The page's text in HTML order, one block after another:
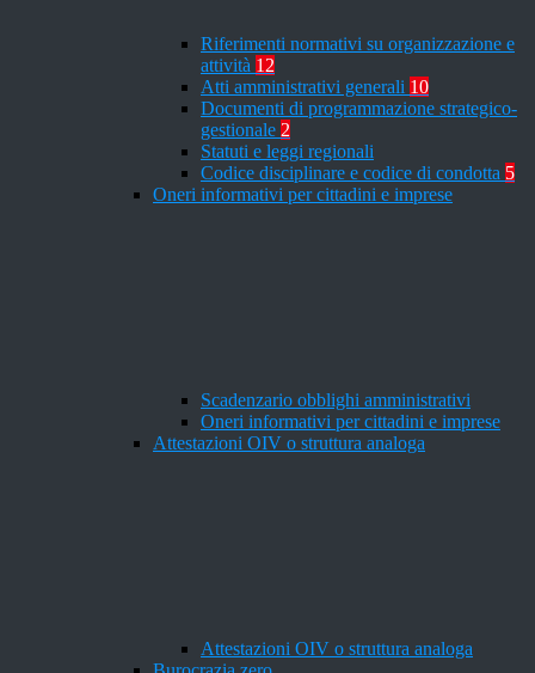
Riferimenti normativi su organizzazione e
attività 12
Atti amministrativi generali 10
Documenti di programmazione strategico-
gestionale 2
Statuti e leggi regionali
Codice disciplinare e codice di condotta 5
Oneri informativi per cittadini e imprese
Scadenzario obblighi amministrativi
Oneri informativi per cittadini e imprese
Attestazioni OIV o struttura analoga
Attestazioni OIV o struttura analoga